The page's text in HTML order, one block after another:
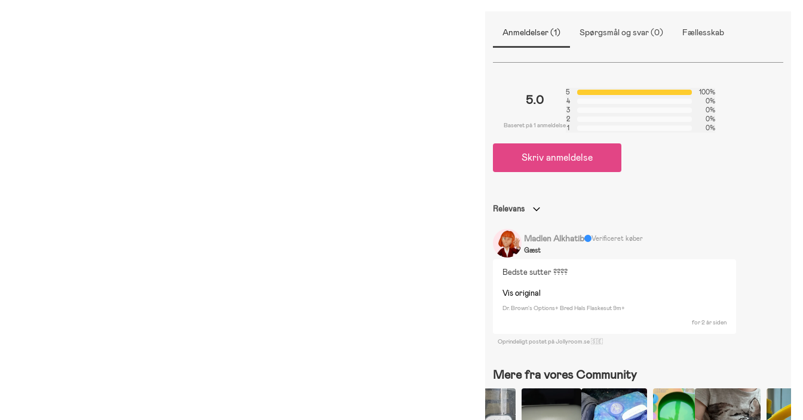
Anmeldelser (1) Spørgsmål og svar (0) Fællesskab
5.0
Baseret på 1 anmeldelse
5
100%
4
0%
3
0%
2
0%
1
0%
Skriv anmeldelse
Relevans
Madlen Alkhatib
Verificeret køber
Gæst
Bedste sutter ????
Vis original
Dr. Brown's Options+ Bred Hals Flaskesut 9m+
for 2 år siden
Oprindeligt postet på Jollyroom.se 🇸🇪
Mere fra vores Community